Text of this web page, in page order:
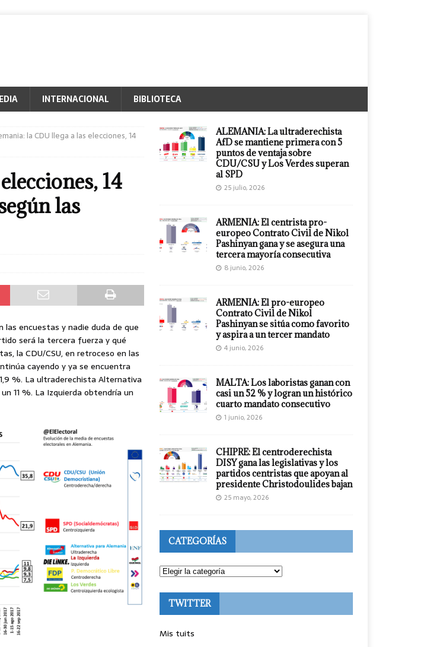
INTERNACIONAL BIBLIOTECA
la CDU llega a las elecciones, 14
14
las
encuestas y nadie duda de que
será la tercera fuerza y qué
la CDU/CSU, en retroceso en las
cayendo y ya se encuentra
%. La ultraderechista Alternativa
11 %. La Izquierda obtendría un
ALEMANIA: La ultraderechista
AfD se mantiene primera con 5
puntos de ventaja sobre
CDU/CSU y Los Verdes superan
al SPD
25 julio, 2026
ARMENIA: El centrista pro-
europeo Contrato Civil de Nikol
Pashinyan gana y se asegura una
tercera mayoría consecutiva
8 junio, 2026
ARMENIA: El pro-europeo
Contrato Civil de Nikol
Pashinyan se sitúa como favorito
y aspira a un tercer mandato
4 junio, 2026
MALTA: Los laboristas ganan con
casi un 52 % y logran un histórico
cuarto mandato consecutivo
1 junio, 2026
CHIPRE: El centroderechista
DISY gana las legislativas y los
partidos centristas que apoyan al
presidente Christodoulides bajan
25 mayo, 2026
CATEGORÍAS
TWITTER
Mis tuits